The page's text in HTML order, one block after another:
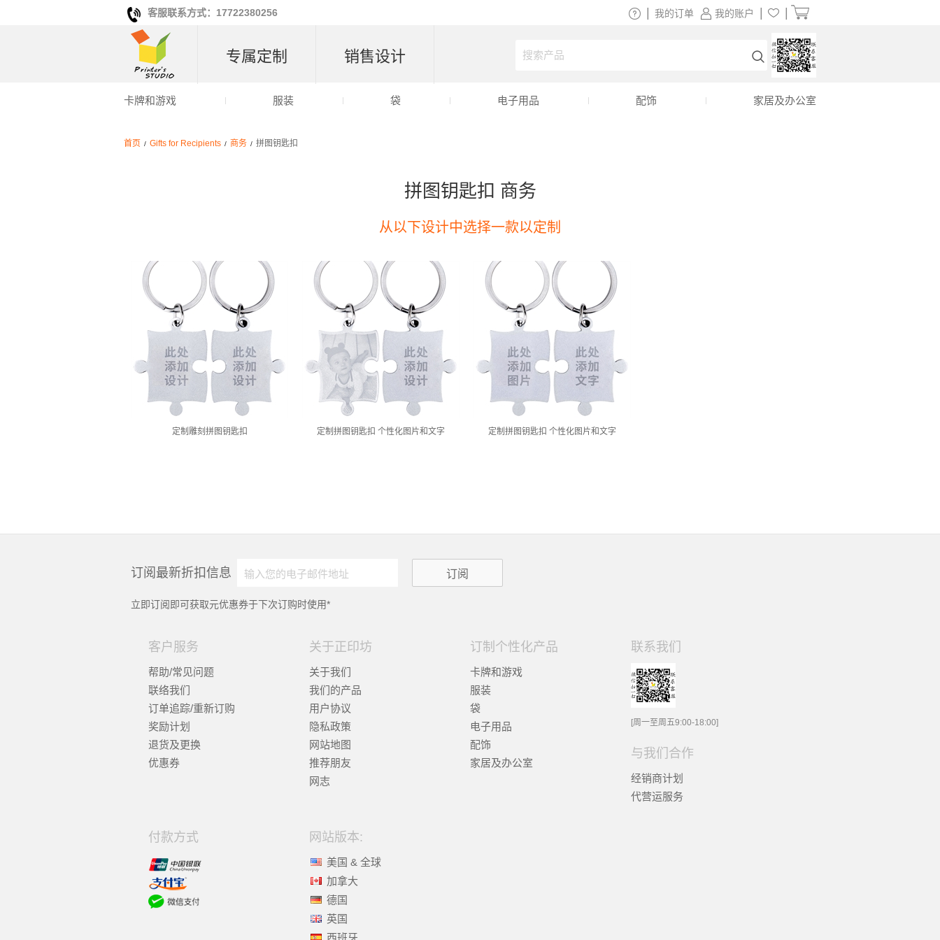
首页 / Gifts for Recipients / 商务 / 拼图钥匙扣
拼图钥匙扣 商务
从以下设计中选择一款以定制
定制雕刻拼图钥匙扣 定制拼图钥匙扣 个性化图片和文字 定制拼图钥匙扣 个性化图片和文字
订阅最新折扣信息
立即订阅即可获取元优惠券于下次订购时使用*
客户服务
帮助/常见问题
联络我们
订单追踪/重新订购
奖励计划
退货及更换
优惠券
关于正印坊
关于我们
我们的产品
用户协议
隐私政策
网站地图
推荐朋友
网志
订制个性化产品
卡牌和游戏
服装
袋
电子用品
配饰
家居及办公室
联系我们
[周一至周五9:00-18:00]
与我们合作
经销商计划
代营运服务
付款方式 网站版本:
美国 & 全球
加拿大
德国
英国
西班牙
客服联系方式：17722380256 我的账户
我的订单
专属定制 销售设计
卡牌和游戏 服装 袋 电子用品 配饰 家居及办公室